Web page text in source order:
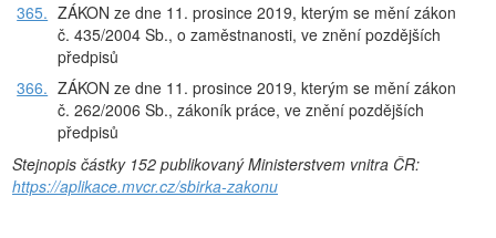
365. ZÁKON ze dne 11. prosince 2019, kterým se mění zákon
č. 435/2004 Sb., o zaměstnanosti, ve znění pozdějších
předpisů
366. ZÁKON ze dne 11. prosince 2019, kterým se mění zákon
č. 262/2006 Sb., zákoník práce, ve znění pozdějších
předpisů
Stejnopis částky 152 publikovaný Ministerstvem vnitra ČR:
https://aplikace.mvcr.cz/sbirka-zakonu